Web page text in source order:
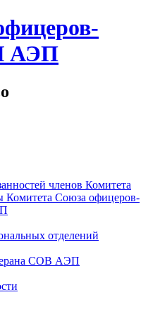
АЭП
членов Комитета
Комитета Союза офицеров-
отделений
CОВ АЭП